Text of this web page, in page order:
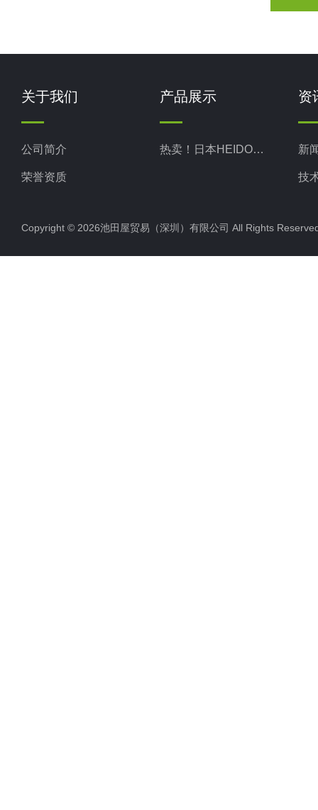
关于我们
公司简介
荣誉资质
产品展示
热卖！日本HEIDON新东科学
资
新
技
Copyright © 2026池田屋贸易（深圳）有限公司 All Rights